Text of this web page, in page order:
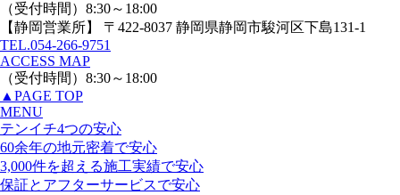
（受付時間）8:30～18:00
【静岡営業所】
〒422-8037 静岡県静岡市駿河区下島131-1
TEL.054-266-9751
ACCESS MAP
（受付時間）8:30～18:00
▲ PAGE TOP
MENU
テンイチ4つの安心
60余年の地元密着で安心
3,000件を超える施工実績で安心
保証とアフターサービスで安心